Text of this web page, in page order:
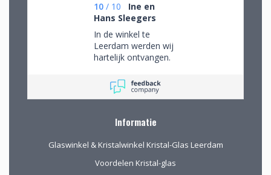
10 / 10
Ine en
Hans Sleegers
In de winkel te
Leerdam werden wij
hartelijk ontvangen.
rondkijken om alle
aanwezige pracht te
bewonderen en
de juiste keuzes te
van ver kwamen
werd de aangeboden
Informatie
Glaswinkel & Kristalwinkel Kristal-Glas Leerdam
Voordelen Kristal-glas